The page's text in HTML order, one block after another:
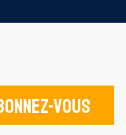
vous